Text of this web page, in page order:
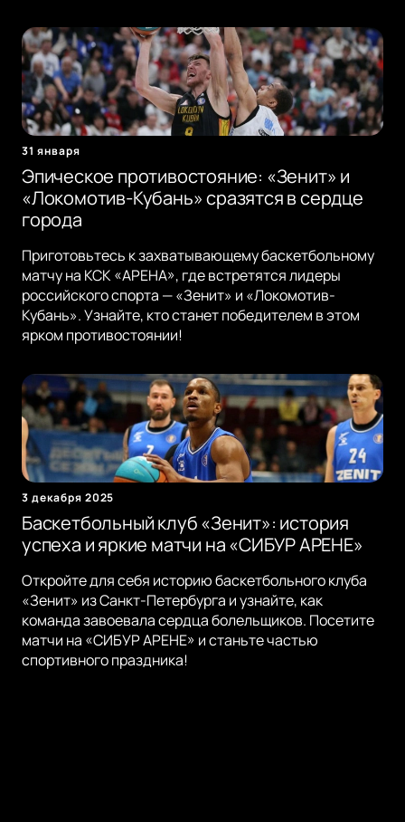
31 января
Эпическое противостояние: «Зенит» и
«Локомотив-Кубань» сразятся в сердце
города
Приготовьтесь к захватывающему баскетбольному
матчу на КСК «АРЕНА», где встретятся лидеры
российского спорта — «Зенит» и «Локомотив-
Кубань». Узнайте, кто станет победителем в этом
ярком противостоянии!
3 декабря 2025
Баскетбольный клуб «Зенит»: история
успеха и яркие матчи на «СИБУР АРЕНЕ»
Откройте для себя историю баскетбольного клуба
«Зенит» из Санкт-Петербурга и узнайте, как
команда завоевала сердца болельщиков. Посетите
матчи на «СИБУР АРЕНЕ» и станьте частью
спортивного праздника!